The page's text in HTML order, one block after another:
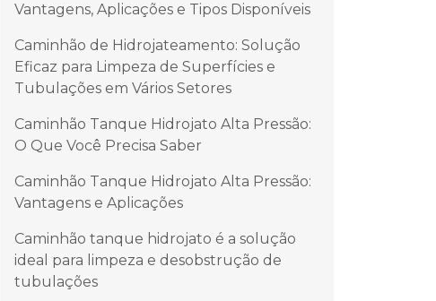
Vantagens, Aplicações e Tipos Disponíveis
Caminhão de Hidrojateamento: Solução
Eficaz para Limpeza de Superfícies e
Tubulações em Vários Setores
Caminhão Tanque Hidrojato Alta Pressão:
O Que Você Precisa Saber
Caminhão Tanque Hidrojato Alta Pressão:
Vantagens e Aplicações
Caminhão tanque hidrojato é a solução
ideal para limpeza e desobstrução de
tubulações